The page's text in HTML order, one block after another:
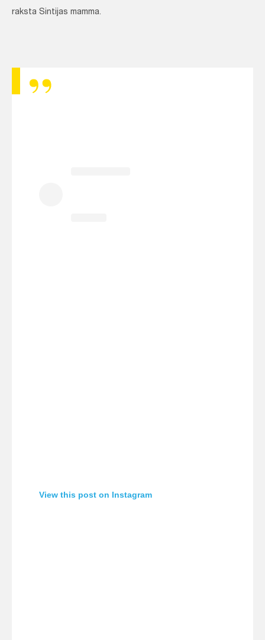
raksta Sintijas mamma.
View this post on Instagram